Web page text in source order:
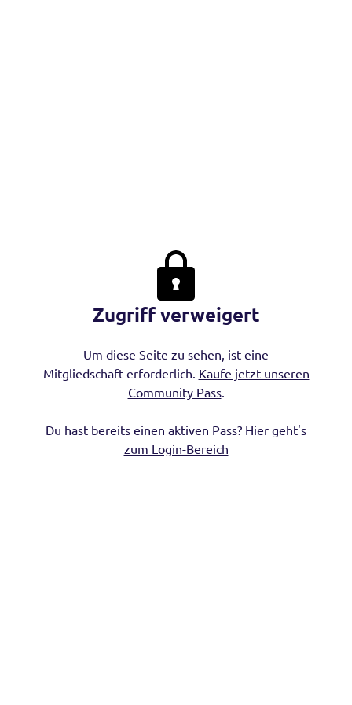
Zugriff verweigert
Um diese Seite zu sehen, ist eine
Mitgliedschaft erforderlich. Kaufe jetzt unseren
Community Pass.
Du hast bereits einen aktiven Pass? Hier geht's
zum Login-Bereich